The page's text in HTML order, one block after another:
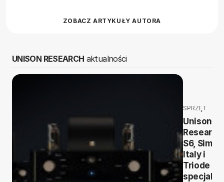
ZOBACZ ARTYKUŁY AUTORA
UNISON RESEARCH aktualności
SPRZĘT
Unison
Research
S6,
Italy i
Triode 25